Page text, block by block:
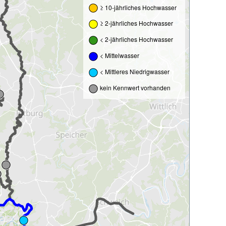
≥ 10-jährliches Hochwasser
≥ 2-jährliches Hochwasser
< 2-jährliches Hochwasser
< Mittelwasser
< Mittleres Niedrigwasser
kein Kennwert vorhanden